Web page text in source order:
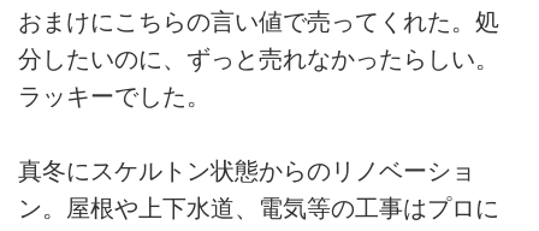
おまけにこちらの言い値で売ってくれた。処
分したいのに、ずっと売れなかったらしい。
ラッキーでした。
真冬にスケルトン状態からのリノベーショ
ン。屋根や上下水道、電気等の工事はプロに